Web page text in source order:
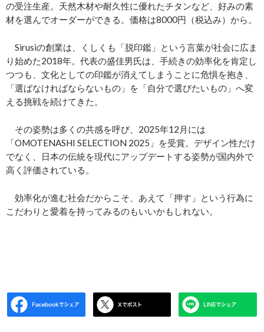
の受注生産。天然木材や耐久性に優れたチタンなど、好みの素
材を選んでオーダーができる。価格は8000円（税込み）から。
Sirusiの創業は、くしくも「脱印鑑」という言葉が社会に広ま
り始めた2018年。代表の盛佳男氏は、手続きの効率化を肯定し
つつも、文化としての印鑑が消えてしまうことに危惧を抱き、
「選ばなければならないもの」を「自分で選びたいもの」へ変
える挑戦を続けてきた。
その姿勢は多くの共感を呼び、2025年12月には
「OMOTENASHI SELECTION 2025」を受賞。デザイン性だけ
でなく、日本の伝統を現代にアップデートする姿勢が国内外で
高く評価されている。
効率化が進む社会だからこそ、あえて「押す」という行為に
こだわりと愛着を持ってみるのもいいかもしれない。